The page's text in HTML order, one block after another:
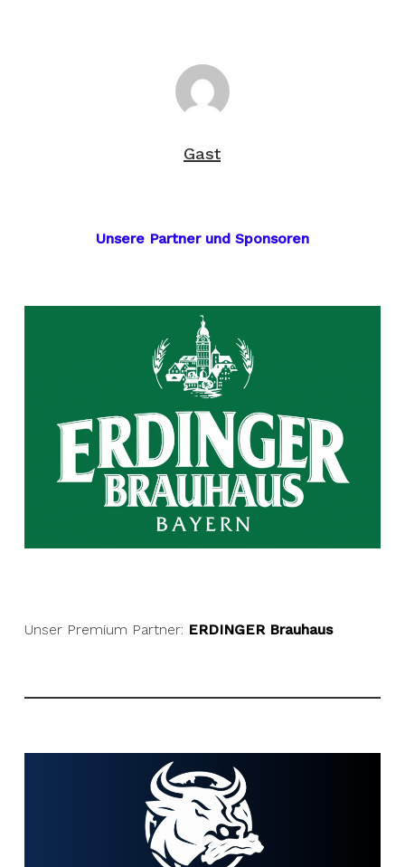
Gast
Unsere Partner und Sponsoren
Unser Premium Partner: ERDINGER Brauhaus